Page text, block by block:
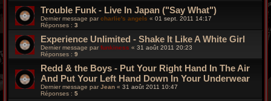
Trouble Funk - Live In Japan ("Say What")
Dernier message parcharlie's angels « 01 sept. 2011 14:17
Réponses : 3
Experience Unlimited - Shake It Like A White Girl
Dernier message par funkiness « 31 août 2011 20:23
Réponses : 9
Redd & the Boys - Put Your Right Hand In The Air
And Put Your Left Hand Down In Your Underwear
Dernier message par Jean « 31 août 2011 10:47
Réponses : 5